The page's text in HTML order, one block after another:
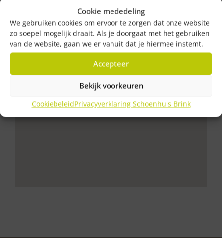
Cookie mededeling
We gebruiken cookies om ervoor te zorgen dat onze website
zo soepel mogelijk draait. Als je doorgaat met het gebruiken
van de website, gaan we er vanuit dat je hiermee instemt.
Accepteer
Bekijk voorkeuren
CookiebeleidPrivacyverklaring Schoenhuis Brink